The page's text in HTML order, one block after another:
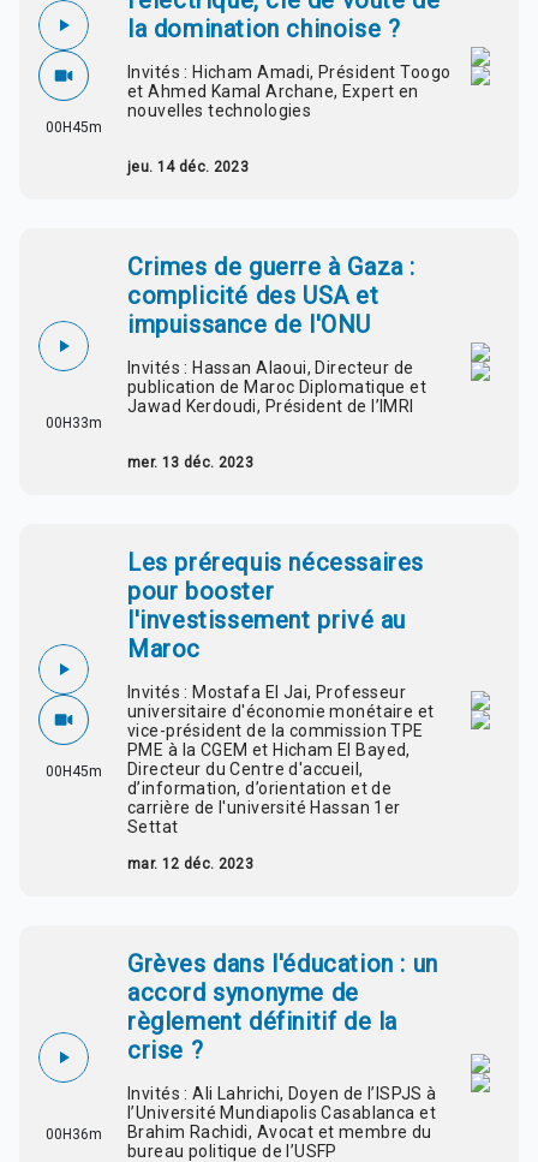
00H45m
la domination chinoise ?
Invités : Hicham Amadi, Président Toogo
et Ahmed Kamal Archane, Expert en
nouvelles technologies
jeu. 14 déc. 2023
00H33m
Crimes de guerre à Gaza :
complicité des USA et
impuissance de l'ONU
Invités : Hassan Alaoui, Directeur de
publication de Maroc Diplomatique et
Jawad Kerdoudi, Président de l’IMRI
mer. 13 déc. 2023
00H45m
Les prérequis nécessaires
pour booster
l'investissement privé au
Maroc
Invités : Mostafa El Jai, Professeur
universitaire d'économie monétaire et
vice-président de la commission TPE
PME à la CGEM et Hicham El Bayed,
Directeur du Centre d'accueil,
d’information, d’orientation et de
carrière de l'université Hassan 1er
Settat
mar. 12 déc. 2023
00H36m
Grèves dans l'éducation : un
accord synonyme de
règlement définitif de la
crise ?
Invités : Ali Lahrichi, Doyen de l’ISPJS à
l’Université Mundiapolis Casablanca et
Brahim Rachidi, Avocat et membre du
bureau politique de l’USFP